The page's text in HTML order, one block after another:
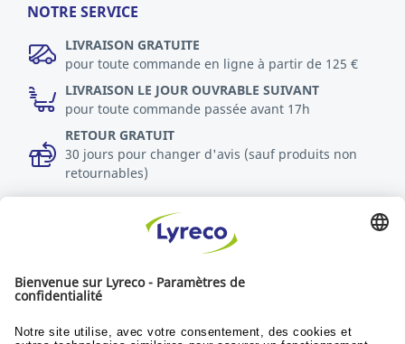
NOTRE SERVICE
LIVRAISON GRATUITE
pour toute commande en ligne à partir de 125 €
LIVRAISON LE JOUR OUVRABLE SUIVANT
pour toute commande passée avant 17h
RETOUR GRATUIT
30 jours pour changer d'avis (sauf produits non
retournables)
Durabilité